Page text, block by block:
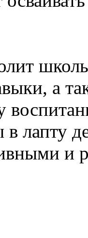
а
лапту
и